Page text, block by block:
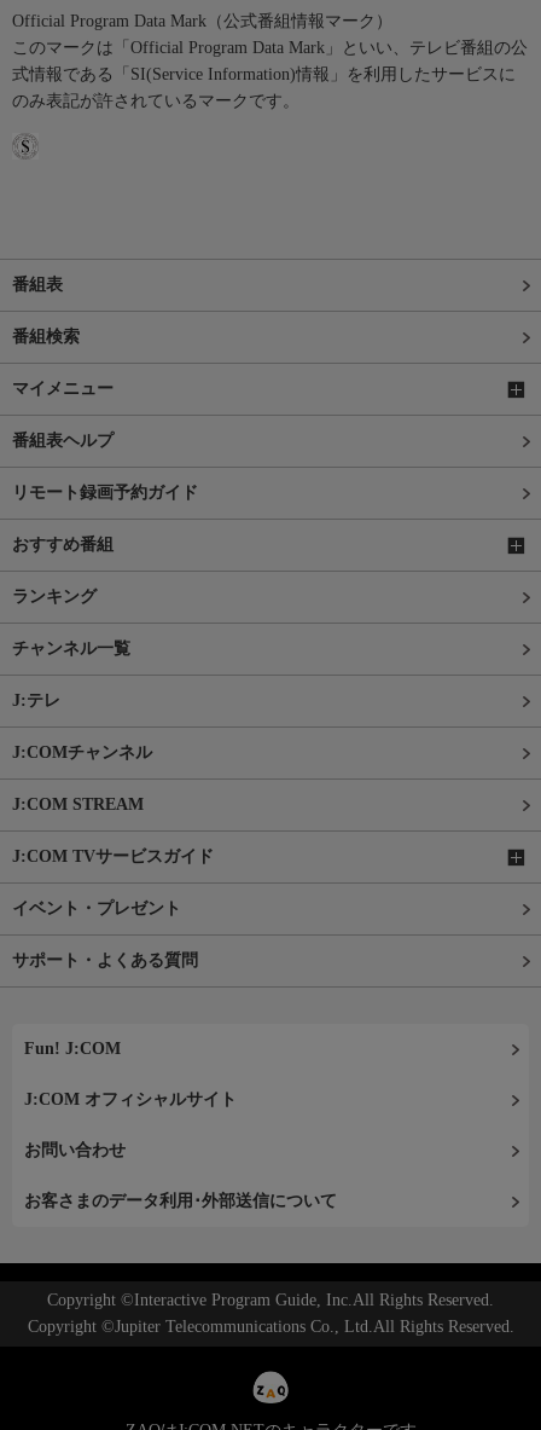
Official Program Data Mark（公式番組情報マーク）
このマークは「Official Program Data Mark」といい、テレビ番組の公
式情報である「SI(Service Information)情報」を利用したサービスに
のみ表記が許されているマークです。
番組表
番組検索
マイメニュー
番組表ヘルプ
リモート録画予約ガイド
おすすめ番組
ランキング
チャンネル一覧
J:テレ
J:COMチャンネル
J:COM STREAM
J:COM TVサービスガイド
イベント・プレゼント
サポート・よくある質問
Fun! J:COM
J:COM オフィシャルサイト
お問い合わせ
お客さまのデータ利用･外部送信について
Copyright ©Interactive Program Guide, Inc.All Rights Reserved.
Copyright ©Jupiter Telecommunications Co., Ltd.All Rights Reserved.